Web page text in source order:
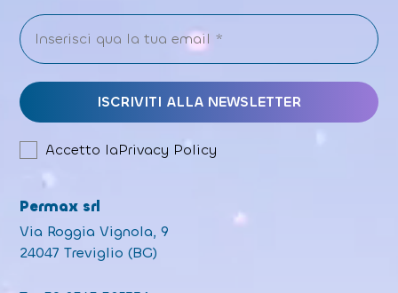
Accetto laPrivacy Policy
Permax srl
Via Roggia Vignola, 9
24047 Treviglio (BG)